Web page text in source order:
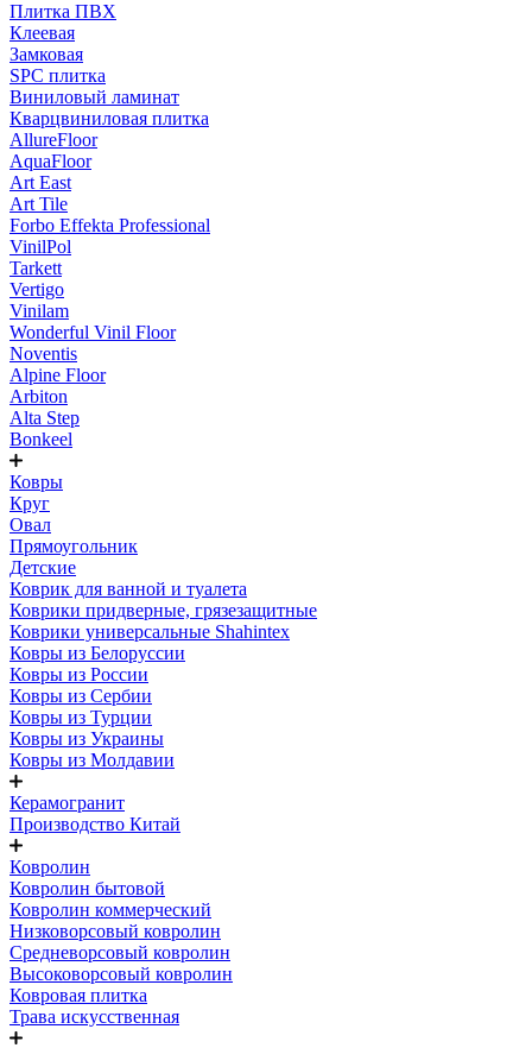
Плитка ПВХ
Клеевая
Замковая
SPC плитка
Виниловый ламинат
Кварцвиниловая плитка
AllureFloor
AquaFloor
Art East
Art Tile
Forbo Effekta Professional
VinilPol
Tarkett
Vertigo
Vinilam
Wonderful Vinil Floor
Noventis
Alpine Floor
Arbiton
Alta Step
Bonkeel
Ковры
Круг
Овал
Прямоугольник
Детские
Коврик для ванной и туалета
Коврики придверные, грязезащитные
Коврики универсальные Shahintex
Ковры из Белоруссии
Ковры из России
Ковры из Сербии
Ковры из Турции
Ковры из Украины
Ковры из Молдавии
Керамогранит
Производство Китай
Ковролин
Ковролин бытовой
Ковролин коммерческий
Низковорсовый ковролин
Средневорсовый ковролин
Высоковорсовый ковролин
Ковровая плитка
Трава искусственная